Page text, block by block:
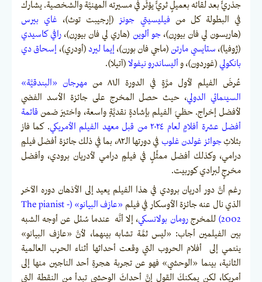
جذريٍّ بعد لقائه بعميلٍ ثريٍّ يؤثِّر في مسيرته المهنيَّة والشخصية. يشارك
في البطولة كل منفيليسيتي جونز (إرجيبت توث)، غاي بيرس
(هاريسون لي فان بيورِن)،جو ألوين (هاري لي فان بيورِن)، رافي كاسيدي
(ژوفيا)، ستايسي مارتن(ماجي فان بورن)، إيما ليرد(أودري)، إسحاق دي
بانكولي (غوردون)، و أليساندرو نيفولا (آتيلا).
عُرضَ الفيلم لأول مرَّةٍ في الدورة الـ٨١ من
مهرجان «البندقيَّة»
السينمائي الدولي، حيث حصل المخرج على جائزة الأسد الفضي
لأفضل إخراج. حظيَ الفيلم بإشادةٍ نقديَّةٍ واسعة، واختيرَ ضمن قائمة
أفضل عشرة أفلامٍ لعام ٢٠٢٤ من قبل معهد الفيلم الأمريكي
. كما فاز
بثلاثِجوائز غولدن غلوب
في دورتها الـ٨٢، بما في ذلك جائزة أفضل فيلمٍ
درامي، وكذلك أفضل ممثِّلٍ في فيلمٍ درامي لأدريان برودي، وأفضل
مخرجٍ لبرادي كوربيت.
رغم أنَّ دور أدريان برودي في هذا الفيلم يعيد إلى الأذهان دوره الآخر
الذي نال عنه جائزة الأوسكار في فيلم
«عازف البيانو» (The pianist -
2002) للمخرجرومان بولانسكي، إلا أنَّه عندما سُئل عن أوجه الشبه
بين الفيلمين أجاب: «ليس ثمَّة تشابه بينهما، لأنَّ «عازف البيانو»
ينتمي إلى أفلام الحروب التي وقعت أحداثها أثناء الحرب العالمية
الثانية، بينما «الوحشي» فهو عن تجربة هجرةِ أحد الناجين منها إلى
أمريكا، لكن يمكنكَ القول إنَّ أحداثَ الوحشي تبدأ من النقطة التي